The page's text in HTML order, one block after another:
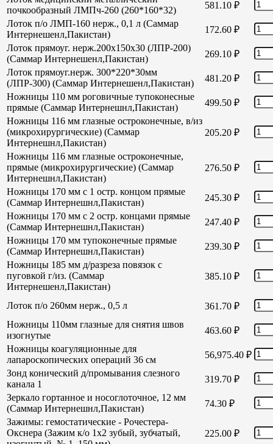
почкообразный ЛМПч-260 (260*160*32)
581.10 ₽
Лоток п/о ЛМП-160 нерж., 0,1 л (Саммар
Интернешенл,Пакистан)
172.60 ₽
Лоток прямоуг. нерж.200х150х30 (ЛПР-200)
(Саммар Интернешенл,Пакистан)
269.10 ₽
Лоток прямоуг.нерж. 300*220*30мм
(ЛПР-300) (Саммар Интернешенл,Пакистан)
481.20 ₽
Ножницы 110 мм роговичные тупоконесные
прямые (Саммар Интернешнл,Пакистан)
499.50 ₽
Ножницы 116 мм глазные остроконечные, в/из
(микрохирургические) (Саммар
Интернешнл,Пакистан)
205.20 ₽
Ножницы 116 мм глазные остроконечные,
прямые (микрохирургические) (Саммар
Интернешнл,Пакистан)
276.50 ₽
Ножницы 170 мм с 1 остр. концом прямые
(Саммар Интернешнл,Пакистан)
245.30 ₽
Ножницы 170 мм с 2 остр. концами прямые
(Саммар Интернешнл,Пакистан)
247.40 ₽
Ножницы 170 мм тупоконечные прямые
(Саммар Интернешнл,Пакистан)
239.30 ₽
Ножницы 185 мм д/разреза повязок с
пуговкой г/из. (Саммар
Интернешенл,Пакистан)
385.10 ₽
Лоток п/о 260мм нерж., 0,5 л 361.70 ₽
Ножницы 110мм глазные для снятия швов
изогнутые
463.60 ₽
Ножницы коагуляционные для
лапароскопических операций 36 см
56,975.40 ₽
Зонд конический д/промывания слезного
канала 1
319.70 ₽
Зеркало гортанное и носоглоточное, 12 мм
(Саммар Интернешнл,Пакистан)
74.30 ₽
Зажимы: гемостатические - Рочестера-
Окснера (Зажим к/о 1х2 зубый, зубчатый,
225.00 ₽